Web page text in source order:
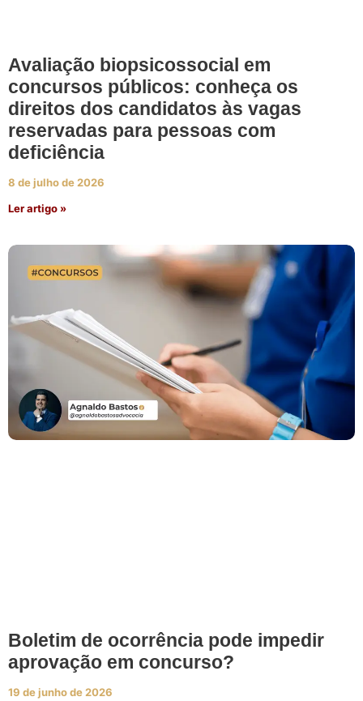
Avaliação biopsicossocial em
concursos públicos: conheça os
direitos dos candidatos às vagas
reservadas para pessoas com
deficiência
8 de julho de 2026
Ler artigo »
Boletim de ocorrência pode impedir
aprovação em concurso?
19 de junho de 2026